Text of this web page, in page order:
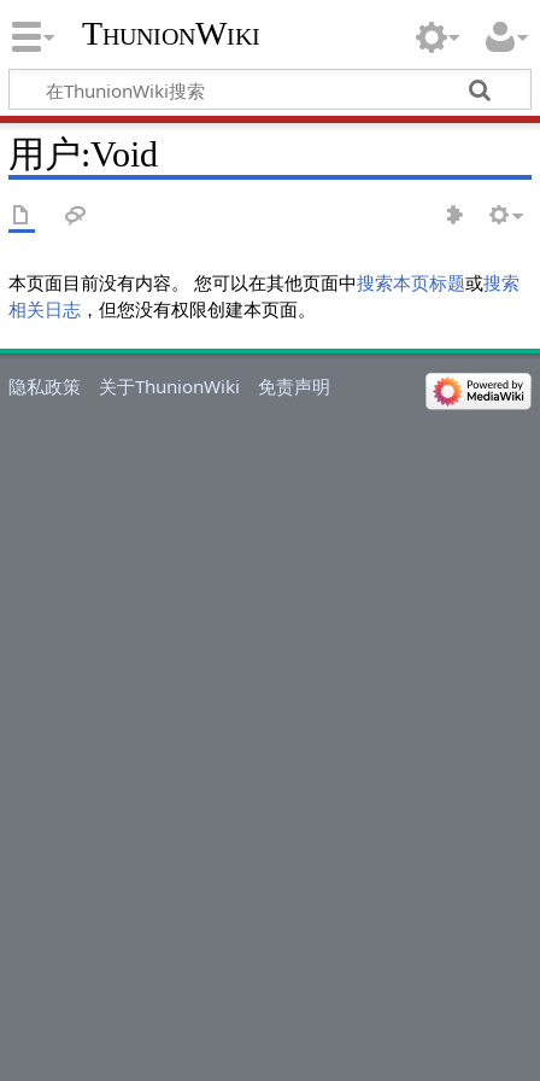
ThunionWiki
用户:Void
本页面目前没有内容。 您可以在其他页面中搜索本页标题或搜索
相关日志，但您没有权限创建本页面。
隐私政策 关于ThunionWiki 免责声明